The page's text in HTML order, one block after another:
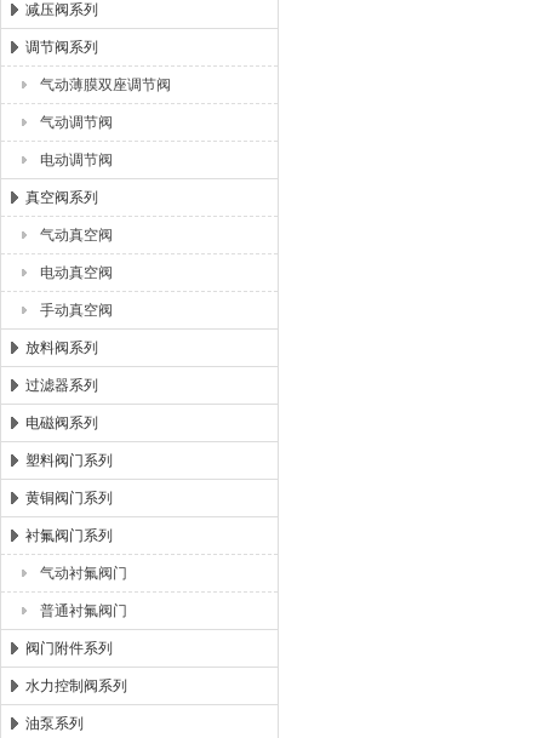
减压阀系列
调节阀系列
气动薄膜双座调节阀
气动调节阀
电动调节阀
真空阀系列
气动真空阀
电动真空阀
手动真空阀
放料阀系列
过滤器系列
电磁阀系列
塑料阀门系列
黄铜阀门系列
衬氟阀门系列
气动衬氟阀门
普通衬氟阀门
阀门附件系列
水力控制阀系列
油泵系列